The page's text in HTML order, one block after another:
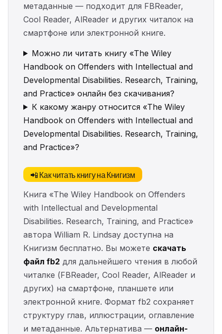
метаданные — подходит для FBReader,
Cool Reader, AlReader и других читалок на
смартфоне или электронной книге.
Можно ли читать книгу «The Wiley
Handbook on Offenders with Intellectual and
Developmental Disabilities. Research, Training,
and Practice» онлайн без скачивания?
К какому жанру относится «The Wiley
Handbook on Offenders with Intellectual and
Developmental Disabilities. Research, Training,
and Practice»?
📲 Как читать книгу на Книгизм
Книга «The Wiley Handbook on Offenders
with Intellectual and Developmental
Disabilities. Research, Training, and Practice»
автора William R. Lindsay доступна на
Книгизм бесплатно. Вы можете скачать
файл fb2 для дальнейшего чтения в любой
читалке (FBReader, Cool Reader, AlReader и
других) на смартфоне, планшете или
электронной книге. Формат fb2 сохраняет
структуру глав, иллюстрации, оглавление
и метаданные. Альтернатива — онлайн-